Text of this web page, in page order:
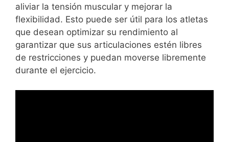
aliviar la tensión muscular y mejorar la
flexibilidad. Esto puede ser útil para los atletas
que desean optimizar su rendimiento al
garantizar que sus articulaciones estén libres
de restricciones y puedan moverse libremente
durante el ejercicio.